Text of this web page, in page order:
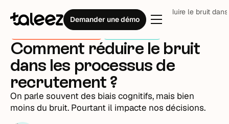
Demander une démo
Blog Processus recrutement Comment réduire le bruit
Processus recrutement Plume invitée
Comment réduire le bruit
dans les processus de
recrutement ?
On parle souvent des biais cognitifs, mais bien
moins du bruit. Pourtant il impacte nos décisions.